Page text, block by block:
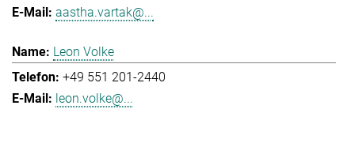
aastha.vartak@...
Leon Volke
+49 551 201-2440
leon.volke@...